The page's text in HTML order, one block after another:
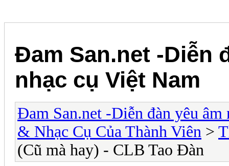
Đam San.net -Diễn
nhạc cụ Việt Nam
Đam San.net -Diễn đàn yêu âm
& Nhạc Cụ Của Thành Viên >
(Cũ mà hay) - CLB Tao Đàn